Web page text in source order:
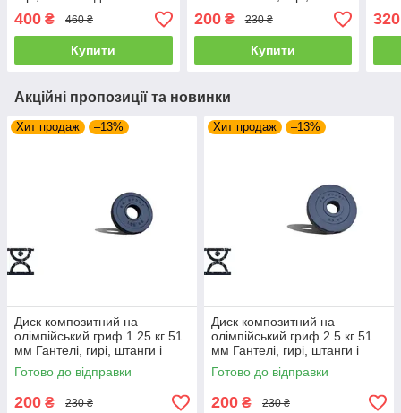
400 ₴ 460 ₴
Купити
покриттям
200₴ 230 ₴
Купити
320
Акційні пропозиції та новинки
Хит продаж –13%
Диск композитний на
олімпійський гриф 1.25 кг 51
мм Гантелі, гирі, штанги і
диски з АВС покриттям
Готово до відправки
200 ₴ 230 ₴
Хит продаж –13%
Диск композитний на
олімпійський гриф 2.5 кг 51
мм Гантелі, гирі, штанги і
диски з АВС покриттям
Готово до відправки
200 ₴ 230 ₴